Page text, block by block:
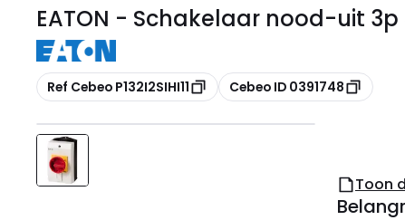
EATON - Schakelaar nood-uit 3p
Kopiëren
Ref Cebeo P132I2SIHI11 Kopiëren
Cebeo ID 0391748
Toon